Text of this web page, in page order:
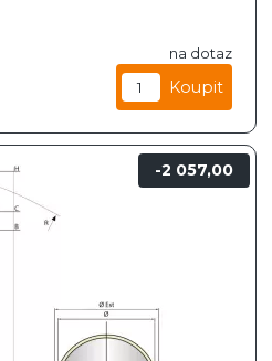
na dotaz
2 057,00